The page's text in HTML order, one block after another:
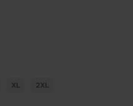
XL 2XL